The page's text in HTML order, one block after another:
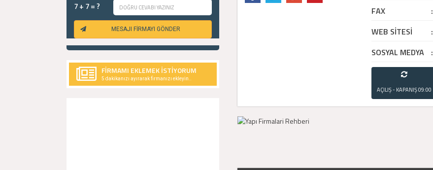
7 + 7 = ?
MESAJI FİRMAYI GÖNDER
FİRMAMI EKLEMEK İSTİYORUM
5 dakikanızı ayırarak firmanızı ekleyin..
FAX :
WEB SİTESİ :
SOSYAL MEDYA :
AÇILIŞ - KAPANIŞ09:00
- 21:00